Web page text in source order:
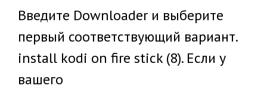
Введите Downloader и выберите
первый соответствующий вариант.
install kodi on fire stick (8). Если у
вашего